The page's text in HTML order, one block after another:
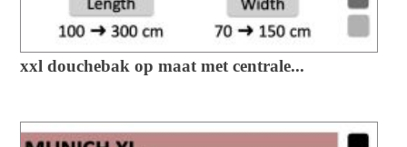
xxl douchebak op maat met centrale...